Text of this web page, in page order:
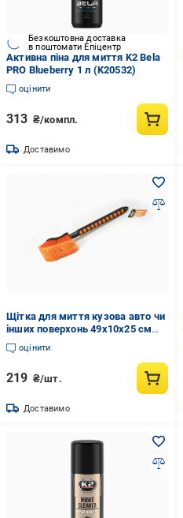
Безкоштовна доставка
в поштомати Епіцентр
Активна піна для миття K2 Bela
PRO Blueberry 1 л (K20532)
оцінити
313 ₴/компл.
Доставимо
Щітка для миття кузова авто чи
інших поверхонь 49х10х25 см
коротка з м'якою ручкою Lavita
(LA 250504)
оцінити
219 ₴/шт.
Доставимо